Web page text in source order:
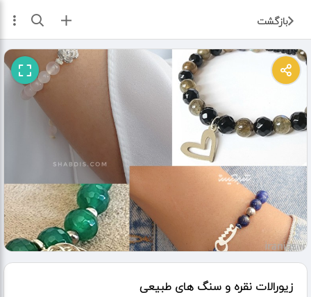
بازگشت ثبت آگهی
زیورالات نقره و سنگ های طبیعی